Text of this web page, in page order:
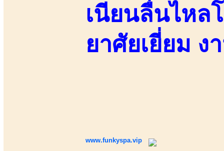
เนียนลื่นไหล
ยาศัยเยี่ยม ง
www.funkyspa.vip